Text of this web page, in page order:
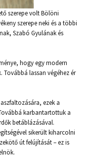
szerepe volt Bölöni
szerepe neki és a többi
Szabó Gyulának és
hogy egy modern
lassan végéhez ér
ezek a
karbantartottuk a
betáblázásával.
sikerült kiharcolni
út felújítását – ez is